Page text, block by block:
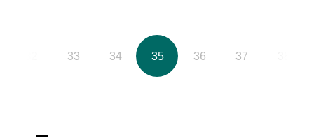
33 34 35 36 37